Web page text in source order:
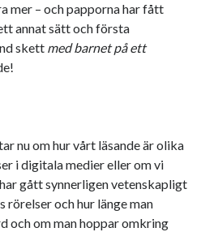
mer – och papporna har fått
annat sätt och första
skett med barnet på ett
nu om hur vårt läsande är olika
i digitala medier eller om vi
gått synnerligen vetenskapligt
och hur länge man
och om man hoppar omkring